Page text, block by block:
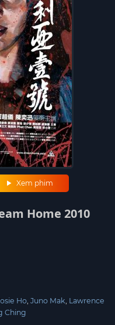
Xem phim
Home 2010
Ho Juno Mak Lawrence
Ching